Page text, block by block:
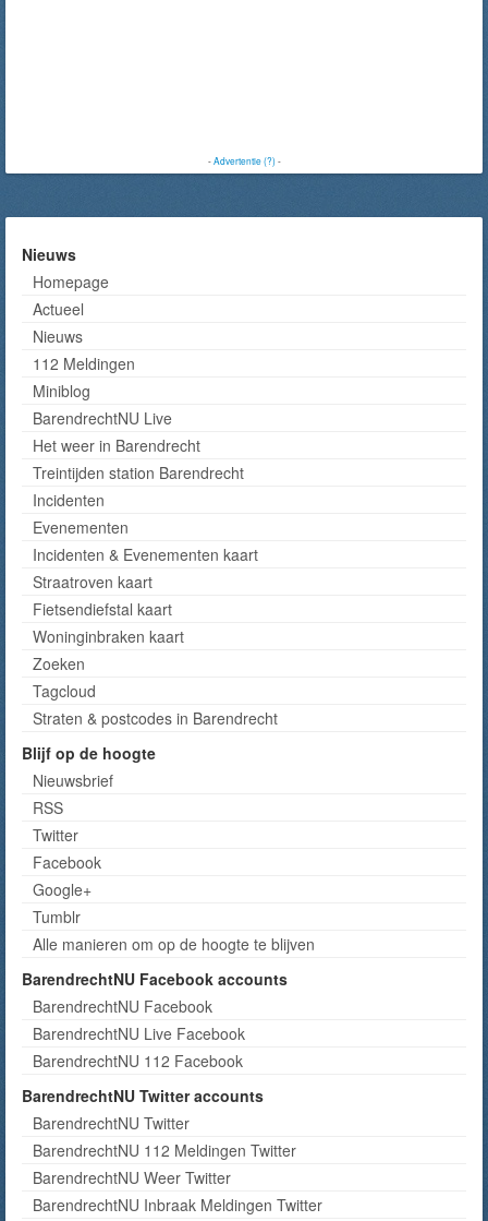
-Advertentie (?)-
Nieuws
Homepage
Actueel
Nieuws
112 Meldingen
Miniblog
BarendrechtNU Live
Het weer in Barendrecht
Treintijden station Barendrecht
Incidenten
Evenementen
Incidenten & Evenementen kaart
Straatroven kaart
Fietsendiefstal kaart
Woninginbraken kaart
Zoeken
Tagcloud
Straten & postcodes in Barendrecht
Blijf op de hoogte
Nieuwsbrief
RSS
Twitter
Facebook
Google+
Tumblr
Alle manieren om op de hoogte te blijven
BarendrechtNU Facebook accounts
BarendrechtNU Facebook
BarendrechtNU Live Facebook
BarendrechtNU 112 Facebook
BarendrechtNU Twitter accounts
BarendrechtNU Twitter
BarendrechtNU 112 Meldingen Twitter
BarendrechtNU Weer Twitter
BarendrechtNU Inbraak Meldingen Twitter